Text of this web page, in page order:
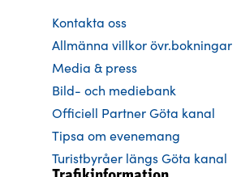
Kontakta oss
Allmänna villkor övr.bokningar
Media & press
Bild- och mediebank
Officiell Partner Göta kanal
Tipsa om evenemang
Turistbyråer längs Göta kanal